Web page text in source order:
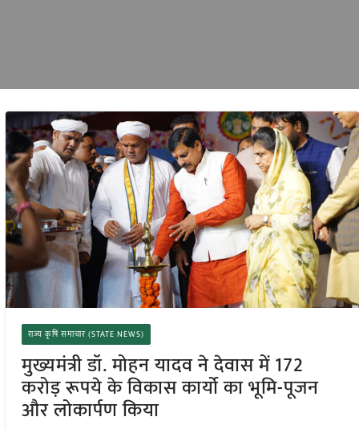
राज्य कृषि समाचार (STATE NEWS)
मुख्यमंत्री डॉ. मोहन यादव ने देवास में 172
करोड़ रूपये के विकास कार्यो का भूमि-पूजन
और लोकार्पण किया